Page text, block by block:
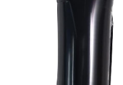
Genti Termoizolante Mancare
Organizatoare si Depozitare
Organizatoare si Depozitare
Pahare, Sticle si Cani